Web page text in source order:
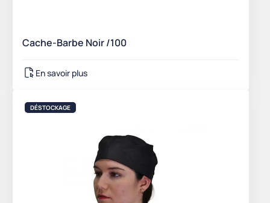
Cache-Barbe Noir /100
En savoir plus
DÉSTOCKAGE